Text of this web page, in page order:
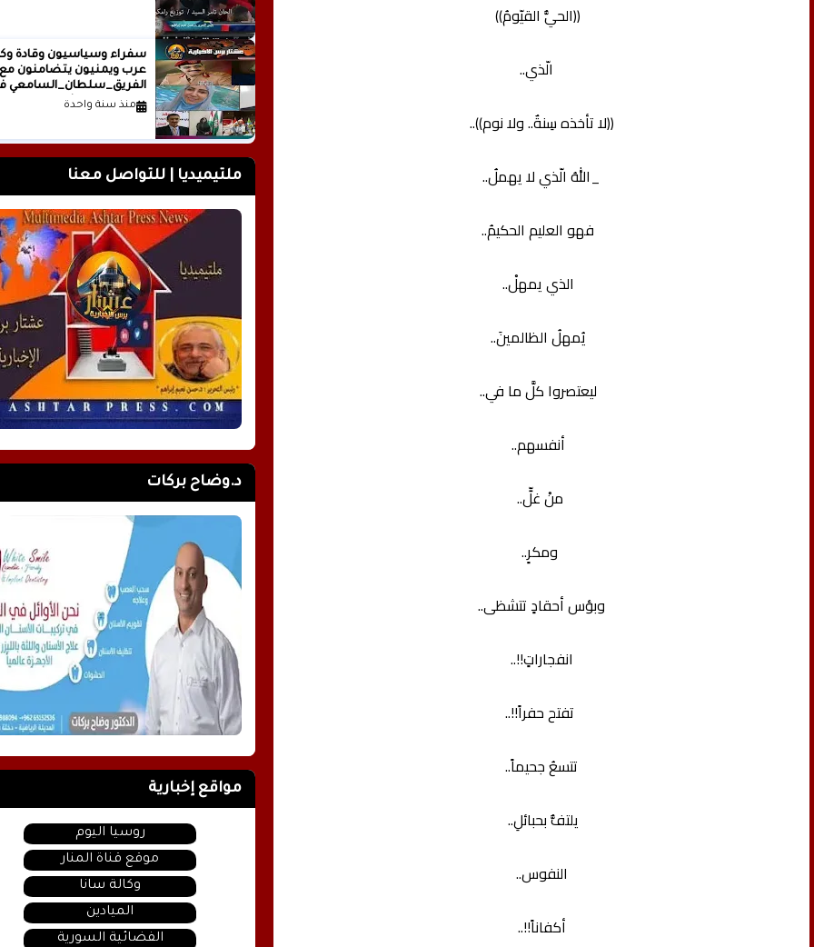
((الحيُّ القيّومُ))
الّذي..
((لا تأخذه سِنةٌ.. ولا نوم))..
_اللهُ الّذي لا يهملُ..
فهو العليم الحكيمُ..
الذي يمهلْ..
يُمهلُ الظالمينَ..
ليعتصروا كلَّ ما في..
أنفسهم..
منْ غلٍّ..
ومكرٍ..
وبؤس أحقادٍ تتشظى..
انفجاراتٍ!!..
تفتح حفراً!!..
تتسعُ جحيماً..
يلتفُّ بحبائلِ..
النفوس..
أكفاناً!!..
سفراء وسياسيون وقادة
عرب ويمنيون يتضامنون مع
الفريق_سلطان_السامعي
وجه حملة التشويه.. تقرير
منذ سنة واحدة
ملتيميديا | للتواصل معنا
د.وضاح بركات
مواقع إخبارية
روسيا اليوم
موقع قناة المنار
وكالة سانا
الميادين
الفضائية السورية